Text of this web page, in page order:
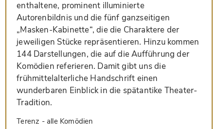
enthaltene, prominent illuminierte
Autorenbildnis und die fünf ganzseitigen
„Masken-Kabinette“, die die Charaktere der
jeweiligen Stücke repräsentieren. Hinzu kommen
144 Darstellungen, die auf die Aufführung der
Komödien referieren. Damit gibt uns die
frühmittelalterliche Handschrift einen
wunderbaren Einblick in die spätantike Theater-
Tradition.
Terenz - alle Komödien